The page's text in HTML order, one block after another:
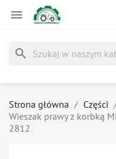

search
Strona główna Części
Wieszak prawy z korbką
2812